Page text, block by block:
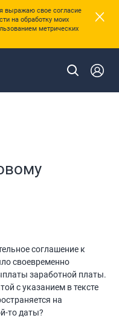
выражаю свое согласие
на обработку моих
метрических
×
соглашение к
своевременно
заработной платы.
с указанием в тексте
на
то даты?